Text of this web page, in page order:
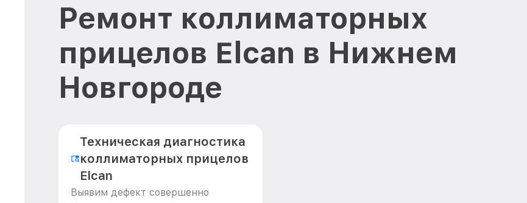
Ремонт коллиматорных
прицелов Elcan в Нижнем
Новгороде
Техническая диагностика
коллиматорных прицелов
Elcan
Выявим дефект совершенно